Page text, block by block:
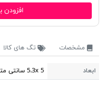
افزودن
مشخصات تگ های کالا
ابعاد 5.3x 5 سانتی متر